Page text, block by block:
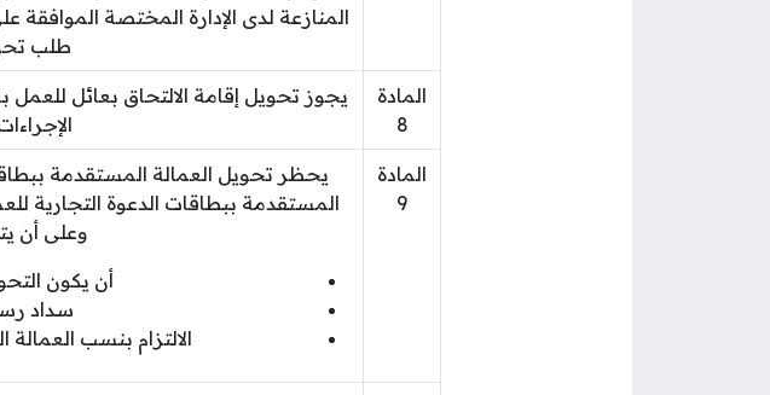
المنازعة لدى الإدارة المختصة
طلب
المادة
8
يجوز تحويل إقامة الالتحاق بعائل
المادة
9
يحظر تحويل العمالة المستقدمة
المستقدمة ببطاقات الدعوة التجارية
وعلى أن
أن يكون
سداد
الالتزام بنسب